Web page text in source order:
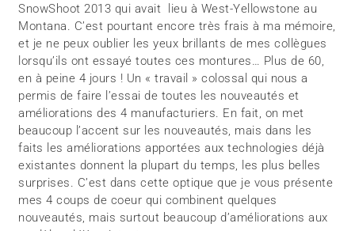
SnowShoot 2013 qui avait lieu à West-Yellowstone au
Montana. C’est pourtant encore très frais à ma mémoire,
et je ne peux oublier les yeux brillants de mes collègues
lorsqu’ils ont essayé toutes ces montures… Plus de 60,
en à peine 4 jours ! Un « travail » colossal qui nous a
permis de faire l’essai de toutes les nouveautés et
améliorations des 4 manufacturiers. En fait, on met
beaucoup l’accent sur les nouveautés, mais dans les
faits les améliorations apportées aux technologies déjà
existantes donnent la plupart du temps, les plus belles
surprises. C’est dans cette optique que je vous présente
mes 4 coups de coeur qui combinent quelques
nouveautés, mais surtout beaucoup d’améliorations aux